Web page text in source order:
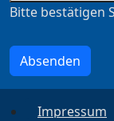
Bitte bestätigen
Absenden
Impressum